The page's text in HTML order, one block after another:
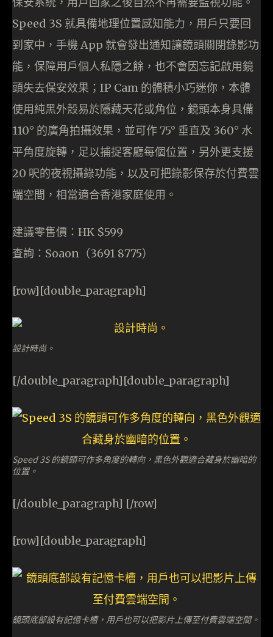
Speed 3S 就具備地理位置感知能力，用戶只要回
到家中，手機 App 就會發出通知讓鏡頭關閉錄影功
能，保障用戶個人私隱之餘，也不會因忘記啟用鏡
頭失去保安效果；IP Cam 的體積小巧迷你，本體
使用純黑外殼易於隱藏天花或角位，鏡頭本身具備
110° 的廣角拍攝效果，並可作 75° 垂直及 360° 水
平角度旋轉，足以捕捉客廳每個位置，另外更支援
20 呎的夜視攝錄功能，以及可把錄影保存於付費雲
端空間，相當適合香港家庭使用。
建議零售價：HK $599
查詢：Soaon（3691 8775）
[row][double_paragraph]
設計時尚。
[/double_paragraph][double_paragraph]
Speed 3S 的鏡頭可作多角度的轉向，黑色外觀適合藏身於幽暗的
位置。
[/double_paragraph] [/row]
[row][double_paragraph]
鏡頭底部設有記憶卡槽，用戶也可以把影片上傳至付費雲端空間。